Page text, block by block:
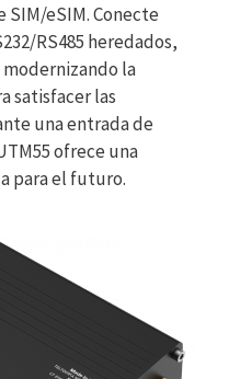
eSIM. Conecte
RS485 heredados,
la
satisfacer las
una entrada de
ofrece una
para el futuro.